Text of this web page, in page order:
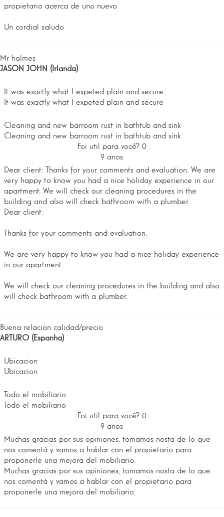
propietario acerca de uno nuevo.
Un cordial saludo
Mr holmes
JASON JOHN (Irlanda)
It was exactly what I expeted plain and secure
It was exactly what I expeted plain and secure
Cleaning and new barroom rust in bathtub and sink
Cleaning and new barroom rust in bathtub and sink
Foi util para você? 0
9 anos
Dear client: Thanks for your comments and evaluation. We are
very happy to know you had a nice holiday experience in our
apartment. We will check our cleaning procedures in the
building and also will check bathroom with a plumber.
Dear client:
Thanks for your comments and evaluation.
We are very happy to know you had a nice holiday experience
in our apartment.
We will check our cleaning procedures in the building and also
will check bathroom with a plumber.
Buena relacion calidad/precio
ARTURO (Espanha)
Ubicacion
Ubicacion
Todo el mobiliario
Todo el mobiliario
Foi util para você? 0
9 anos
Muchas gracias por sus opiniones, tomamos nosta de lo que
nos comentá y vamos a hablar con el propietario para
proponerle una mejora del mobiliario.
Muchas gracias por sus opiniones, tomamos nosta de lo que
nos comentá y vamos a hablar con el propietario para
proponerle una mejora del mobiliario.